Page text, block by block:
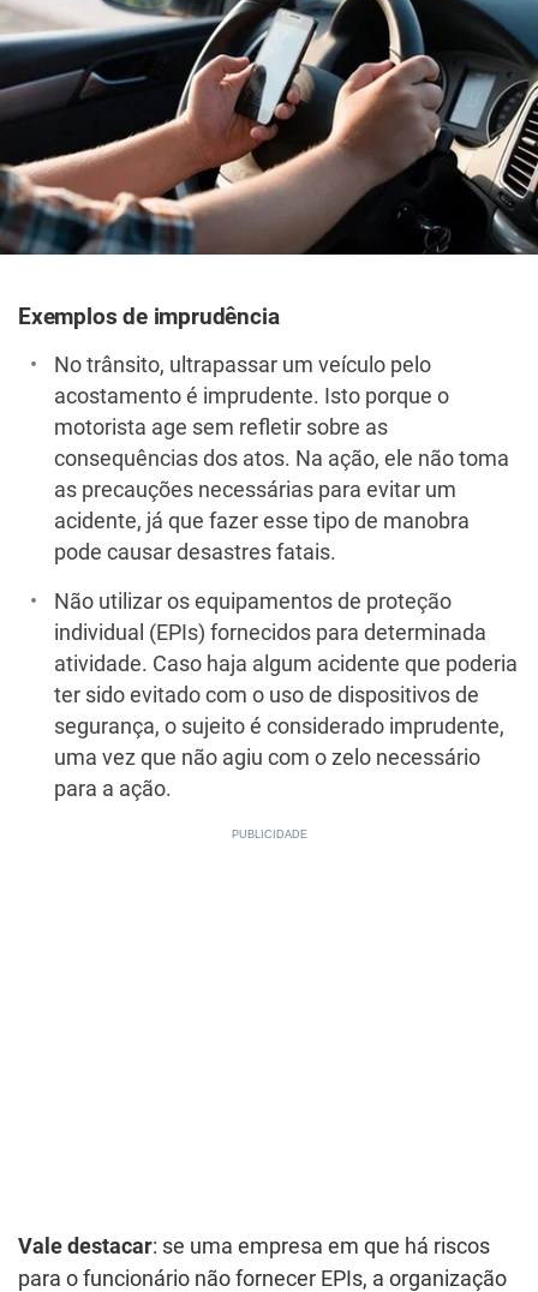
Exemplos de imprudência
No trânsito, ultrapassar um veículo pelo
acostamento é imprudente. Isto porque o
motorista age sem refletir sobre as
consequências dos atos. Na ação, ele não toma
as precauções necessárias para evitar um
acidente, já que fazer esse tipo de manobra
pode causar desastres fatais.
Não utilizar os equipamentos de proteção
individual (EPIs) fornecidos para determinada
atividade. Caso haja algum acidente que poderia
ter sido evitado com o uso de dispositivos de
segurança, o sujeito é considerado imprudente,
uma vez que não agiu com o zelo necessário
para a ação.
Vale destacar: se uma empresa em que há riscos
para o funcionário não fornecer EPIs, a organização